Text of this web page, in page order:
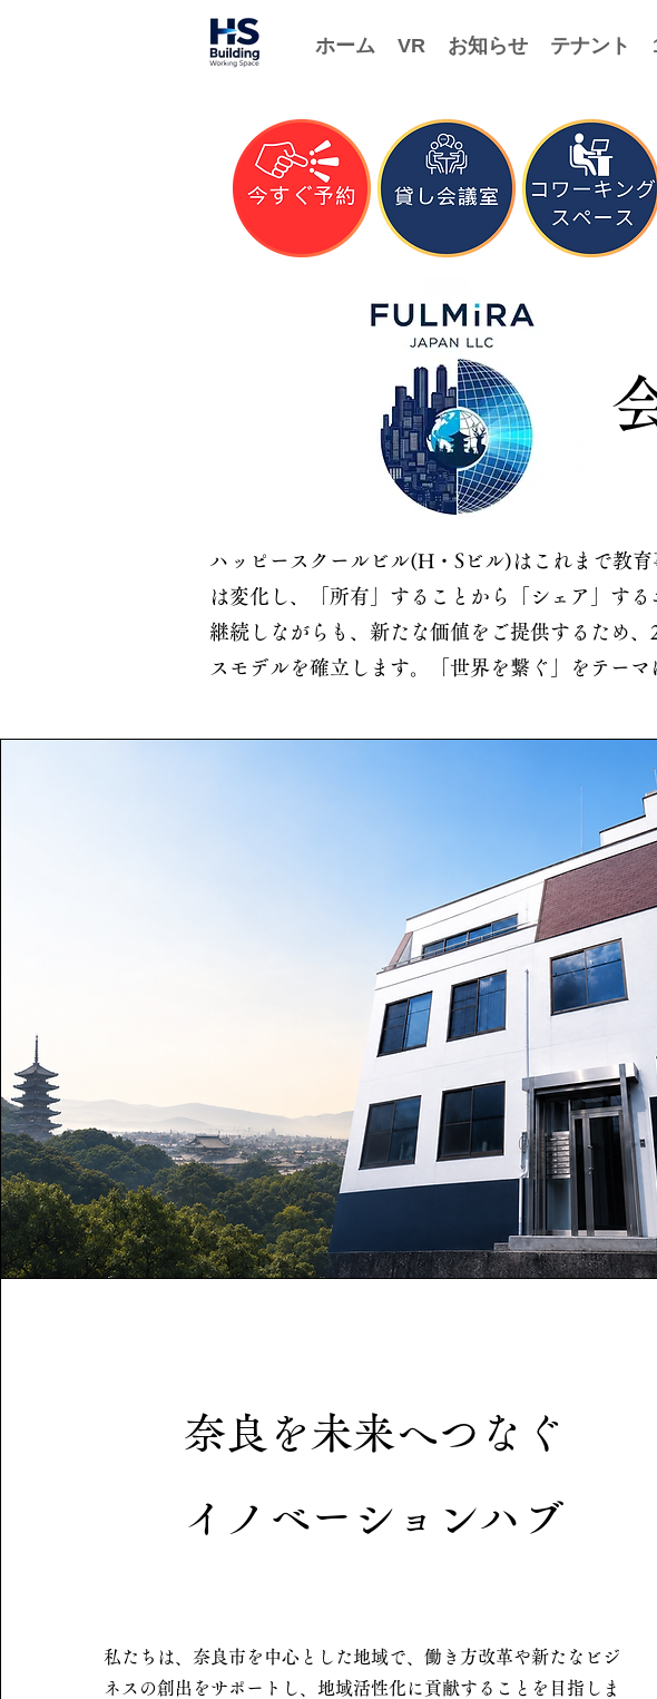
ホーム VR お知らせ テナント
ハッピースクールビル(H・Sビル)はこれまで教
は変化し、「所有」することから「シェア」す
継続しながらも、新たな価値をご提供するため
スモデルを確立します。「世界を繋ぐ」をテー
奈良を未来へつなぐ
イノベーションハブ
私たちは、奈良市を中心とした地域で、働き方改革や新たなビジ
ネスの創出をサポートし、地域活性化に貢献することを目指しま